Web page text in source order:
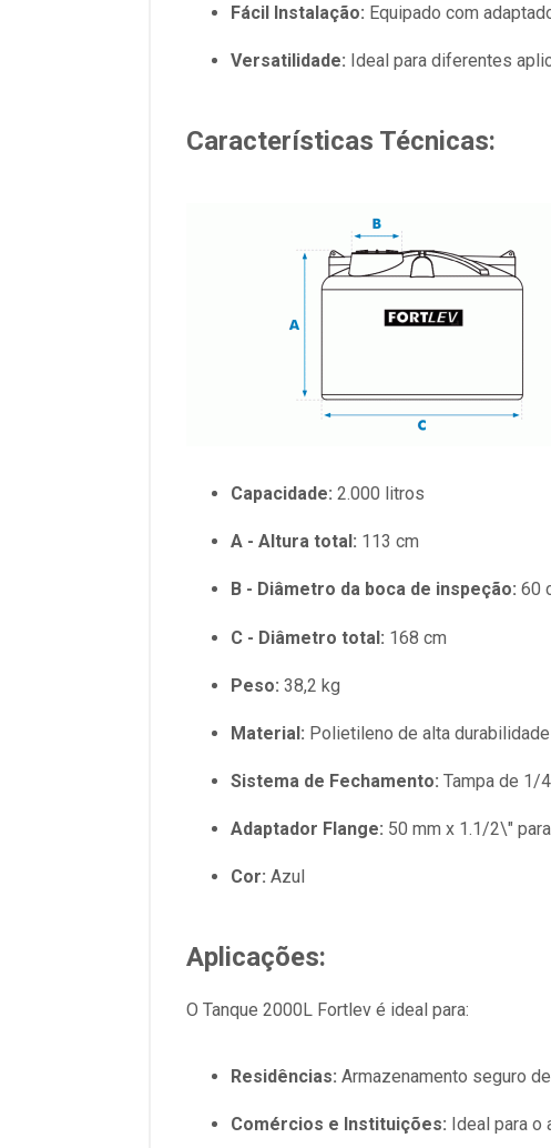
Fácil Instalação: Equipado com
Versatilidade: Ideal para diferentes
Características Técnicas:
Capacidade: 2.000 litros
A - Altura total: 113 cm
B - Diâmetro da boca de inspeção: 60
C - Diâmetro total: 168 cm
Peso: 38,2 kg
Material: Polietileno de alta durabilidade
Sistema de Fechamento: Tampa de 1/
Adaptador Flange: 50 mm x 1.1/2\"
Cor: Azul
Aplicações:
O Tanque 2000L Fortlev é ideal para:
Residências: Armazenamento seguro
Comércios e Instituições: Ideal para o